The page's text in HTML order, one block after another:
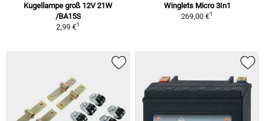
Kugellampe groß 12V 21W
/BA15S
2,99 €1
Winglets Micro 3In1
269,00 €1